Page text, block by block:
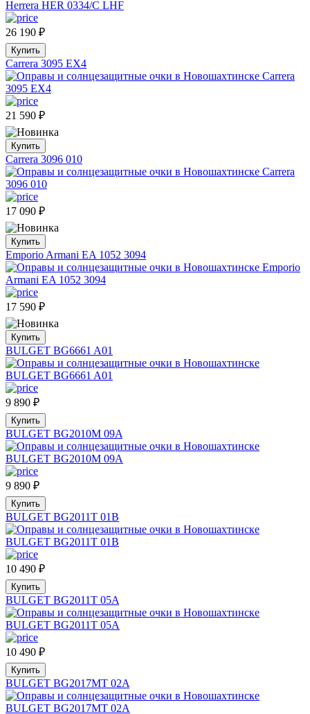
26 190 ₽
Купить
Carrera 3095 EX4
21 590 ₽
Купить
Carrera 3096 010
17 090 ₽
Купить
Emporio Armani EA 1052 3094
17 590 ₽
Купить
BULGET BG6661 A01
9 890 ₽
Купить
BULGET BG2010M 09A
9 890 ₽
Купить
BULGET BG2011T 01B
10 490 ₽
Купить
BULGET BG2011T 05A
10 490 ₽
Купить
BULGET BG2017MT 02A